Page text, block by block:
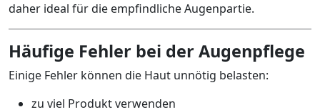
daher ideal für die empfindliche Augenpartie.
Häufige Fehler bei der Augenpflege
Einige Fehler können die Haut unnötig belasten:
zu viel Produkt verwenden